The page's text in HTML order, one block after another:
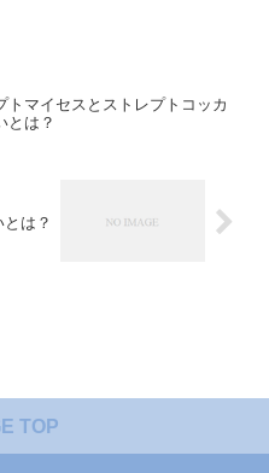
トマイセスとストレプトコッカ
とは？
は？
TOP